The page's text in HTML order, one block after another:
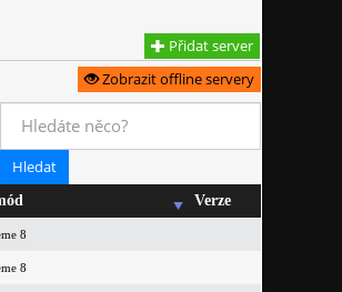
Přidat server
Zobrazit offline servery
Verze
8
8